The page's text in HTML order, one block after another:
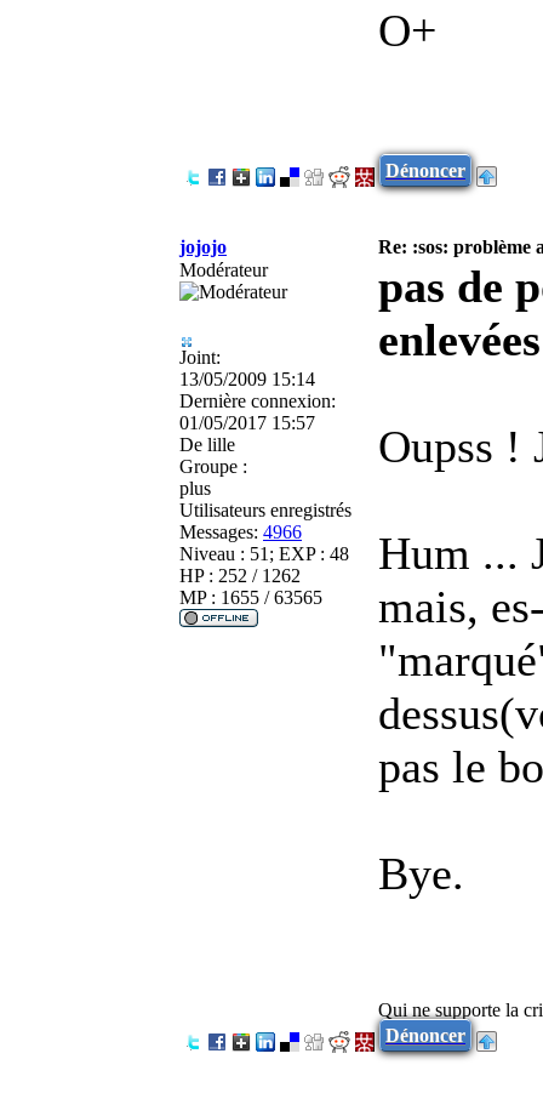
O+
Dénoncer
jojojo
Re: :sos: problème
Modérateur
Joint:
13/05/2009 15:14
Dernière connexion:
01/05/2017 15:57
De lille
Groupe :
plus
Utilisateurs enregistrés
Messages: 4966
Niveau : 51; EXP : 48
HP : 252 / 1262
MP : 1655 / 63565
pas de
enlevées
Oupss !
Hum ...
mais,
pas le
Bye.
Qui ne supporte la
Dénoncer